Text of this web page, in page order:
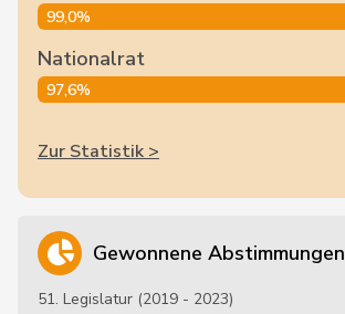
99,0%
Nationalrat
97,6%
Zur Statistik >
Gewonnene Abstimmungen
51. Legislatur (2019 - 2023)